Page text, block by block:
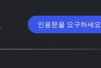
인용문을 요구하세요